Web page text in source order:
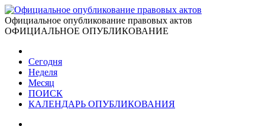
Официальное опубликование правовых актов
ОФИЦИАЛЬНОЕ ОПУБЛИКОВАНИЕ
Сегодня
Неделя
Месяц
ПОИСК
КАЛЕНДАРЬ ОПУБЛИКОВАНИЯ